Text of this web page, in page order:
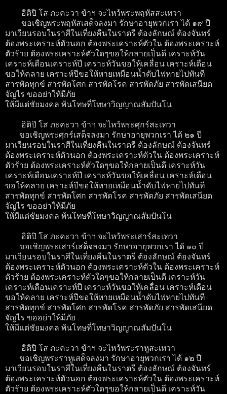
อิติปิ โส ภะคะวา ข้าฯ จะไหว้พระพฤหัสสะเทวา
ขอเชิญพระพฤหัสเสด็จลงมา รักษาอายุพวกเรา ได้ ๑๙ ปี
มาเวียนรอบในราศีในเที่ยงคืนในราตรี ต้องลักษณ์ ต้องจันทร์
ต้องพระเคราะห์ตัวนอก ต้องพระเคราะห์ตัวใน ต้องพระเคราะห์
ตัวร้าย ต้องพระเคราะห์ตัวใดๆขอให้กลายเป็นดี เคราะห์วัน
เคราะห์เดือนเคราะห์ปี เคราะห์วันขอให้เคลื่อน เคราะห์เดือน
ขอให้คลาย เคราะห์ปีขอให้หายเหมือนน้ำดับไฟหายไปทันที
สารพัดทุกข์ สารพัดโศก สารพัดโรค สารพัดภัย สารพัดเสนียด
จัญไร ขออย่าให้มีภัย
ให้มีแต่ชัยมงคล พ้นโทษที่โทษาวิญญาณสัมปันโน
อิติปิ โส ภะคะวา ข้าฯ จะไหว้พระศุกร์สะเทวา
ขอเชิญพระศุกร์เสด็จลงมา รักษาอายุพวกเรา ได้ ๒๑ ปี
มาเวียนรอบในราศีในเที่ยงคืนในราตรี ต้องลักษณ์ ต้องจันทร์
ต้องพระเคราะห์ตัวนอก ต้องพระเคราะห์ตัวใน ต้องพระเคราะห์
ตัวร้าย ต้องพระเคราะห์ตัวใดๆขอให้กลายเป็นดี เคราะห์วัน
เคราะห์เดือนเคราะห์ปี เคราะห์วันขอให้เคลื่อน เคราะห์เดือน
ขอให้คลาย เคราะห์ปีขอให้หายเหมือนน้ำดับไฟหายไปทันที
สารพัดทุกข์ สารพัดโศก สารพัดโรค สารพัดภัย สารพัดเสนียด
จัญไร ขออย่าให้มีภัย
ให้มีแต่ชัยมงคล พ้นโทษที่โทษาวิญญาณสัมปันโน
อิติปิ โส ภะคะวา ข้าฯ จะไหว้พระเสาร์สะเทวา
ขอเชิญพระเสาร์เสด็จลงมา รักษาอายุพวกเรา ได้ ๑๐ ปี
มาเวียนรอบในราศีในเที่ยงคืนในราตรี ต้องลักษณ์ ต้องจันทร์
ต้องพระเคราะห์ตัวนอก ต้องพระเคราะห์ตัวใน ต้องพระเคราะห์
ตัวร้าย ต้องพระเคราะห์ตัวใดๆขอให้กลายเป็นดี เคราะห์วัน
เคราะห์เดือนเคราะห์ปี เคราะห์วันขอให้เคลื่อน เคราะห์เดือน
ขอให้คลาย เคราะห์ปีขอให้หายเหมือนน้ำดับไฟหายไปทันที
สารพัดทุกข์ สารพัดโศก สารพัดโรค สารพัดภัย สารพัดเสนียด
จัญไร ขออย่าให้มีภัย
ให้มีแต่ชัยมงคล พ้นโทษที่โทษาวิญญาณสัมปันโน
อิติปิ โส ภะคะวา ข้าฯ จะไหว้พระราหูสะเทวา
ขอเชิญพระราหูเสด็จลงมา รักษาอายุพวกเรา ได้ ๑๒ ปี
มาเวียนรอบในราศีในเที่ยงคืนในราตรี ต้องลักษณ์ ต้องจันทร์
ต้องพระเคราะห์ตัวนอก ต้องพระเคราะห์ตัวใน ต้องพระเคราะห์
ตัวร้าย ต้องพระเคราะห์ตัวใดๆขอให้กลายเป็นดี เคราะห์วัน